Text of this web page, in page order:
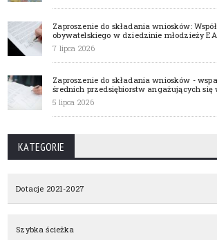
Zaproszenie do składania wniosków:
obywatelskiego w dziedzinie młodzieży
7 lipca 2026
Zaproszenie do składania wniosków -
średnich przedsiębiorstw angażujących się
5 lipca 2026
KATEGORIE
Dotacje 2021-2027
Szybka ścieżka